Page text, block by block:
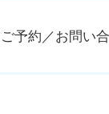
ご予約／お問い